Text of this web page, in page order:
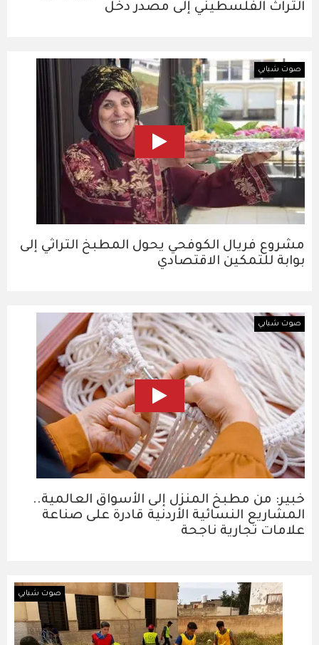
التراث الفلسطيني إلى مصدر دخل
صوت شبابي
مشروع فريال الكوفحي يحول المطبخ التراثي إلى
بوابة للتمكين الاقتصادي
صوت شبابي
خبير: من مطبخ المنزل إلى الأسواق العالمية..
المشاريع النسائية الأردنية قادرة على صناعة
علامات تجارية ناجحة
صوت شبابي